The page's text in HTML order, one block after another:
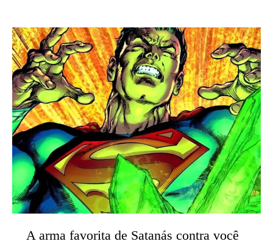
A arma favorita de Satanás contra você
A
arma
favorita
de
Satanás
contra você